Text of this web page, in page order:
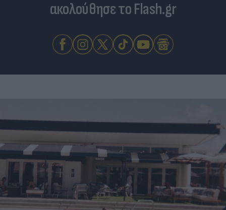
ακολούθησε το Flash.gr